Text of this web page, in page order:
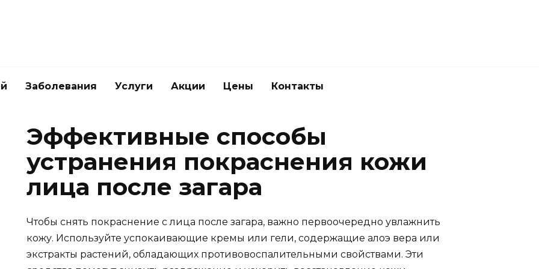
Заболевания Услуги Акции Цены Контакты
Эффективные способы
устранения покраснения кожи
лица после загара
Чтобы снять покраснение с лица после загара, важно первоочередно увлажнить
кожу. Используйте успокаивающие кремы или гели, содержащие алоэ вера или
экстракты растений, обладающих противовоспалительными свойствами. Эти